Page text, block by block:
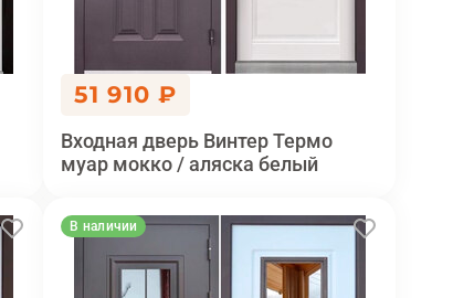
51 910 ₽
Входная дверь Винтер Термо
муар мокко / аляска белый
В наличии